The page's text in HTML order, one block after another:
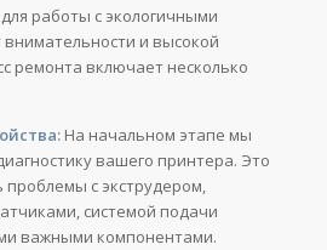
работы с экологичными
и высокой
ремонта включает несколько
На начальном этапе мы
вашего принтера. Это
проблемы с экструдером,
системой подачи
важными компонентами.